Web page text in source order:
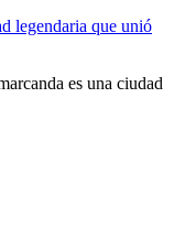
legendaria que unió
es una ciudad